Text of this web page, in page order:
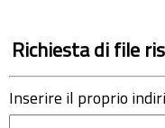
Richiesta di file
Inserire il proprio